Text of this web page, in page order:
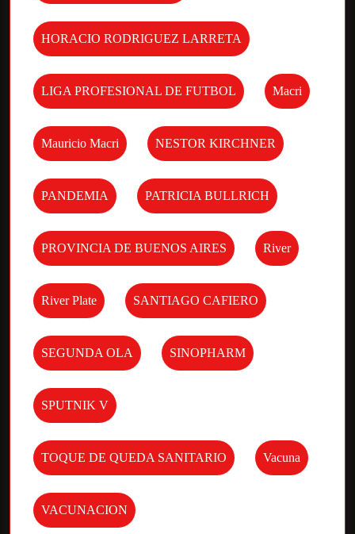
HORACIO RODRIGUEZ LARRETA
LIGA PROFESIONAL DE FUTBOL Macri
Mauricio Macri NESTOR KIRCHNER
PANDEMIA PATRICIA BULLRICH
PROVINCIA DE BUENOS AIRES River
River Plate SANTIAGO CAFIERO
SEGUNDA OLA SINOPHARM
SPUTNIK V
TOQUE DE QUEDA SANITARIO Vacuna
VACUNACION